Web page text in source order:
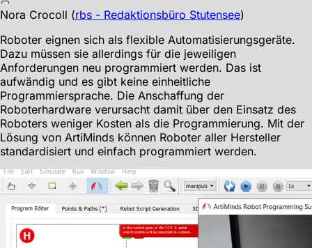
Nora Crocoll (rbs - Redaktionsbüro Stutensee)
Roboter eignen sich als flexible Automatisierungsgeräte.
Dazu müssen sie allerdings für die jeweiligen
Anforderungen neu programmiert werden. Das ist
aufwändig und es gibt keine einheitliche
Programmiersprache. Die Anschaffung der
Roboterhardware verursacht damit über den Einsatz des
Roboters weniger Kosten als die Programmierung. Mit der
Lösung von ArtiMinds können Roboter aller Hersteller
standardisiert und einfach programmiert werden.